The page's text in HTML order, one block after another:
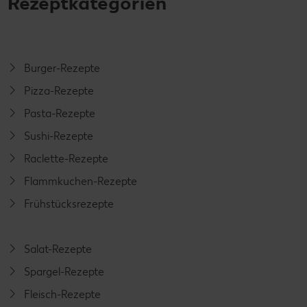
Burger-Rezepte
Pizza-Rezepte
Pasta-Rezepte
Sushi-Rezepte
Raclette-Rezepte
Flammkuchen-Rezepte
Frühstücksrezepte
Salat-Rezepte
Spargel-Rezepte
Fleisch-Rezepte